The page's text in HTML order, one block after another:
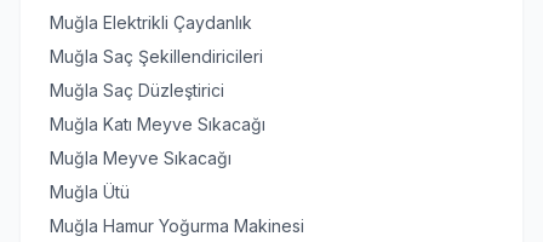
Muğla Elektrikli Çaydanlık
Muğla Saç Şekillendiricileri
Muğla Saç Düzleştirici
Muğla Katı Meyve Sıkacağı
Muğla Meyve Sıkacağı
Muğla Ütü
Muğla Hamur Yoğurma Makinesi